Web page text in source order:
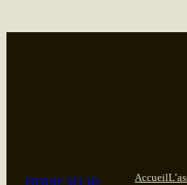
Accueil